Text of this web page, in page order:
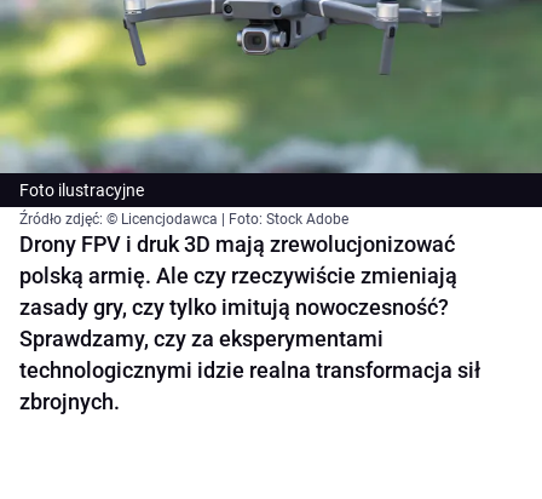
Foto ilustracyjne
Źródło zdjęć: © Licencjodawca | Foto: Stock Adobe
Drony FPV i druk 3D mają zrewolucjonizować
polską armię. Ale czy rzeczywiście zmieniają
zasady gry, czy tylko imitują nowoczesność?
Sprawdzamy, czy za eksperymentami
technologicznymi idzie realna transformacja sił
zbrojnych.